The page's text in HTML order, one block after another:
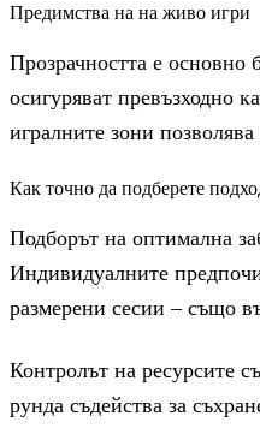
Предимства на на живо игри
Прозрачността е основно
осигуряват превъзходно
игралните зони
Как точно да подберете
Подборът на оптимална
Индивидуалните
размерени сесии – също
Контролът на ресурсите
рунда съдейства за